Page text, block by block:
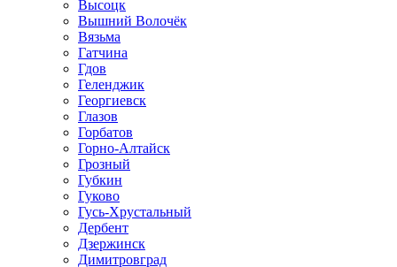
Высоцк
Вышний Волочёк
Вязьма
Гатчина
Гдов
Геленджик
Георгиевск
Глазов
Горбатов
Горно-Алтайск
Грозный
Губкин
Гуково
Гусь-Хрустальный
Дербент
Дзержинск
Димитровград